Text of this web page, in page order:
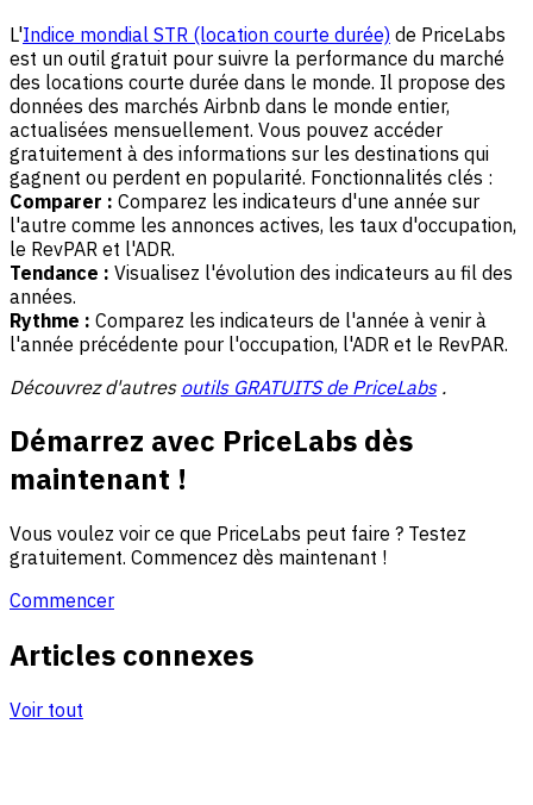
L'Indice mondial STR (location courte durée) de PriceLabs
est un outil gratuit pour suivre la performance du marché
des locations courte durée dans le monde. Il propose des
données des marchés Airbnb dans le monde entier,
actualisées mensuellement. Vous pouvez accéder
gratuitement à des informations sur les destinations qui
gagnent ou perdent en popularité. Fonctionnalités clés :
Comparer : Comparez les indicateurs d'une année sur
l'autre comme les annonces actives, les taux d'occupation,
le RevPAR et l'ADR.
Tendance : Visualisez l'évolution des indicateurs au fil des
années.
Rythme : Comparez les indicateurs de l'année à venir à
l'année précédente pour l'occupation, l'ADR et le RevPAR.
Découvrez d'autres outils GRATUITS de PriceLabs.
Démarrez avec PriceLabs dès
maintenant !
Vous voulez voir ce que PriceLabs peut faire ? Testez
gratuitement. Commencez dès maintenant !
Commencer
Articles connexes
Voir tout